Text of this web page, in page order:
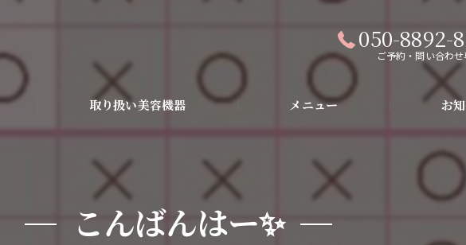
050-8892-
ご予約・問い合わ
取り扱い美容機器 メニュー
ピーリング・美容液導入・お肌の悩み改善
ダイエット・小顔・代謝アップ・肌質改
お
こんばんはー✨